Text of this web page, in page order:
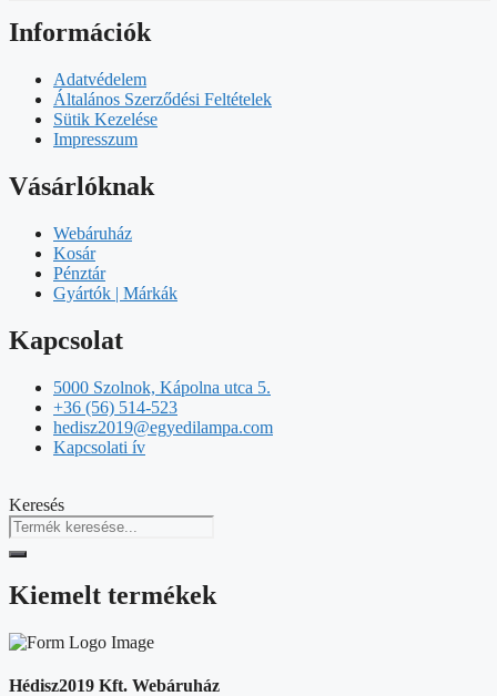
Információk
Adatvédelem
Általános Szerződési Feltételek
Sütik Kezelése
Impresszum
Vásárlóknak
Webáruház
Kosár
Pénztár
Gyártók | Márkák
Kapcsolat
5000 Szolnok, Kápolna utca 5.
+36 (56) 514-523
hedisz2019@egyedilampa.com
Kapcsolati ív
Keresés
Kiemelt termékek
Hédisz2019 Kft. Webáruház